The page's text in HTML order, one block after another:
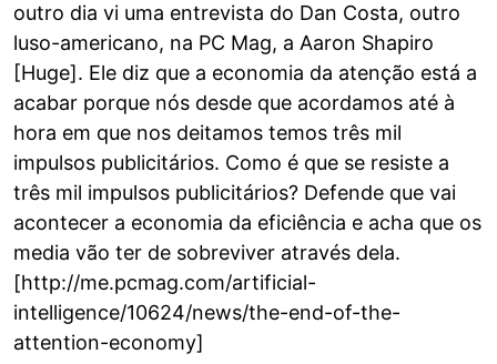
outro dia vi uma entrevista do Dan Costa, outro
luso-americano, na PC Mag, a Aaron Shapiro
[Huge]. Ele diz que a economia da atenção está a
acabar porque nós desde que acordamos até à
hora em que nos deitamos temos três mil
impulsos publicitários. Como é que se resiste a
três mil impulsos publicitários? Defende que vai
acontecer a economia da eficiência e acha que os
media vão ter de sobreviver através dela.
[http://me.pcmag.com/artificial-
intelligence/10624/news/the-end-of-the-
attention-economy]